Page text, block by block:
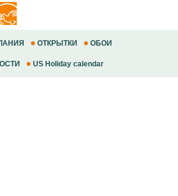
ОТКРЫТКИ ОБОИ
US Holiday calendar